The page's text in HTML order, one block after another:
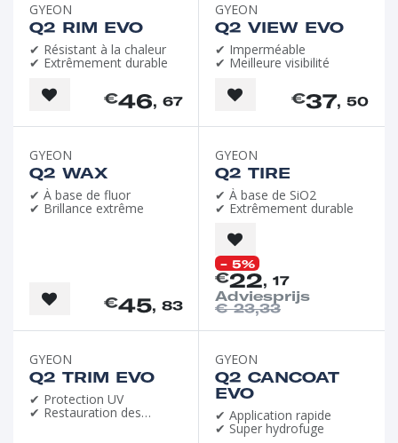
GYEON
Q2 RIM EVO
✔ Résistant à la chaleur
✔ Extrêmement durable
€46, 67
GYEON
Q2 VIEW EVO
✔ Imperméable
✔ Meilleure visibilité
€37, 50
GYEON
Q2 WAX
✔ À base de fluor
✔ Brillance extrême
€45, 83
Favori de l'été
GYEON
Q2 TIRE
✔ À base de SiO2
✔ Extrêmement durable
- 5%
€22, 17
Adviesprijs
€23,33
GYEON
Q2 TRIM EVO
✔ Protection UV
✔ Restauration des
GYEON
Q2 CANCOAT
EVO
✔ Application rapide
✔ Super hydrofuge